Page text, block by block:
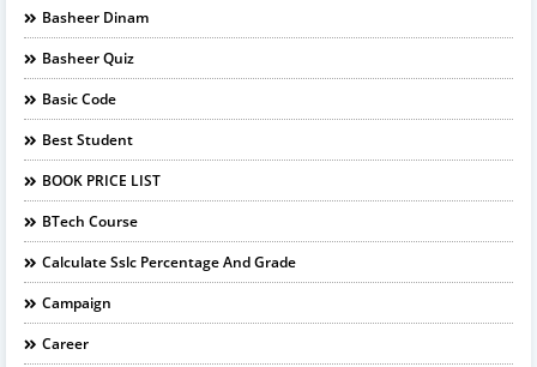
Basheer Dinam
Basheer Quiz
Basic Code
Best Student
BOOK PRICE LIST
BTech Course
Calculate Sslc Percentage And Grade
Campaign
Career